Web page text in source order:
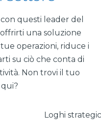
questi leader del
una soluzione
operazioni, riduce i
su ciò che conta di
Non trovi il tuo